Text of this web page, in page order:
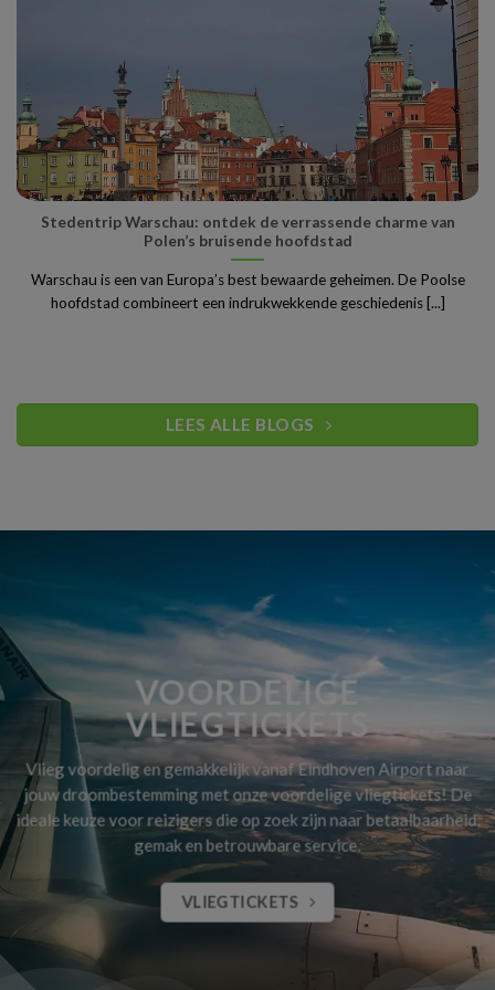
Stedentrip Warschau: ontdek de verrassende charme van
Polen’s bruisende hoofdstad
Warschau is een van Europa’s best bewaarde geheimen. De Poolse
hoofdstad combineert een indrukwekkende geschiedenis [...]
LEES ALLE BLOGS
VOORDELIGE
VLIEGTICKETS
Vlieg voordelig en gemakkelijk vanaf Eindhoven Airport naar
jouw droombestemming met onze voordelige vliegtickets! De
ideale keuze voor reizigers die op zoek zijn naar betaalbaarheid,
gemak en betrouwbare service.
VLIEGTICKETS